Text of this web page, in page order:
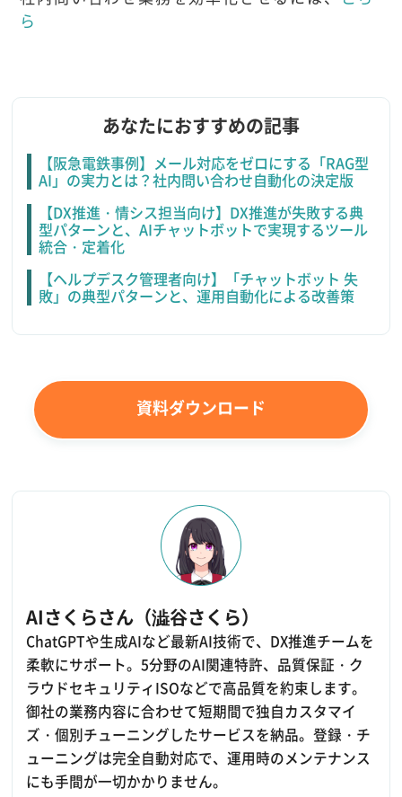
ら
あなたにおすすめの記事
【阪急電鉄事例】メール対応をゼロにする「RAG型
AI」の実力とは？社内問い合わせ自動化の決定版
【DX推進・情シス担当向け】DX推進が失敗する典
型パターンと、AIチャットボットで実現するツール
統合・定着化
【ヘルプデスク管理者向け】「チャットボット 失
敗」の典型パターンと、運用自動化による改善策
資料ダウンロード
AIさくらさん（澁谷さくら）
ChatGPTや生成AIなど最新AI技術で、DX推進チームを
柔軟にサポート。5分野のAI関連特許、品質保証・ク
ラウドセキュリティISOなどで高品質を約束します。
御社の業務内容に合わせて短期間で独自カスタマイ
ズ・個別チューニングしたサービスを納品。登録・チ
ューニングは完全自動対応で、運用時のメンテナンス
にも手間が一切かかりません。